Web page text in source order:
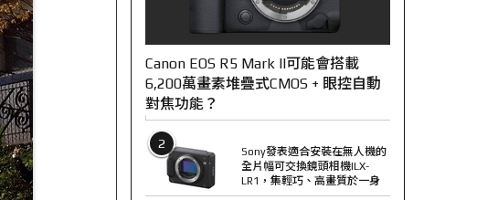
Canon EOS R5 Mark II可能會搭載
6,200萬畫素堆疊式CMOS + 眼控自動
對焦功能？
2
Sony發表適合安裝在無人機的
全片幅可交換鏡頭相機ILX-
LR1，集輕巧、高畫質於一身